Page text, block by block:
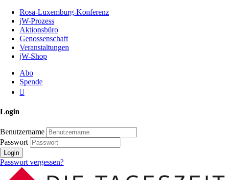
Inhalt
Seite
Rosa-Luxemburg-Konferenz
jW-Prozess
Aktionsbüro
Genossenschaft
Veranstaltungen
jW-Shop
Abo
Spende
Login
Benutzername
Passwort
Login
Passwort vergessen?